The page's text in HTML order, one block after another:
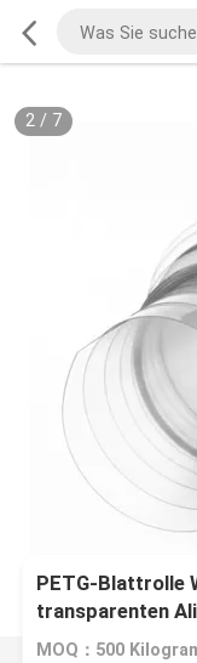
2/ 7
PETG-Blattrolle
transparenten
MOQ：500